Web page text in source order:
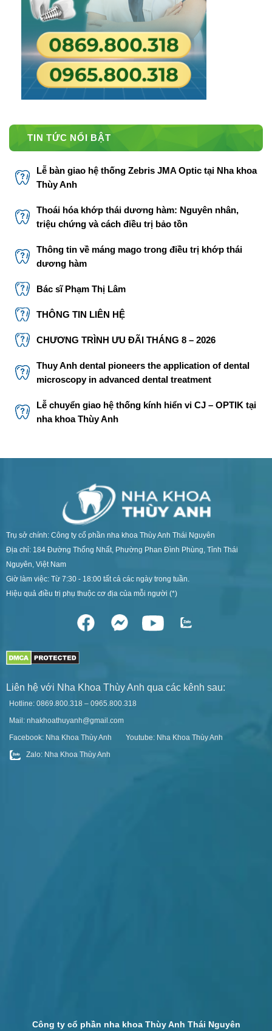
TIN TỨC NỔI BẬT
Lễ bàn giao hệ thống Zebris JMA Optic tại Nha khoa
Thùy Anh
Thoái hóa khớp thái dương hàm: Nguyên nhân,
triệu chứng và cách điều trị bảo tồn
Thông tin về máng mago trong điều trị khớp thái
dương hàm
Bác sĩ Phạm Thị Lâm
THÔNG TIN LIÊN HỆ
CHƯƠNG TRÌNH ƯU ĐÃI THÁNG 8 – 2026
Thuy Anh dental pioneers the application of dental
microscopy in advanced dental treatment
Lễ chuyển giao hệ thống kính hiển vi CJ – OPTIK tại
nha khoa Thùy Anh
Trụ sở chính: Công ty cổ phần nha khoa Thùy Anh Thái Nguyên
Địa chỉ: 184 Đường Thống Nhất, Phường Phan Đình Phùng, Tỉnh Thái
Nguyên, Việt Nam
Giờ làm việc: Từ 7:30 - 18:00 tất cả các ngày trong tuần.
Hiệu quả điều trị phụ thuộc cơ địa của mỗi người (*)
Liên hệ với Nha Khoa Thùy Anh qua các kênh sau:
Hotline: 0869.800.318 – 0965.800.318
Mail: nhakhoathuyanh@gmail.com
Facebook: Nha Khoa Thùy Anh
Youtube: Nha Khoa Thùy Anh
Zalo: Nha Khoa Thùy Anh
Công ty cổ phần nha khoa Thùy Anh Thái Nguyên